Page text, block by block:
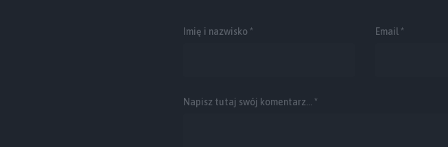
Imię i nazwisko * Email *
Napisz tutaj swój komentarz... *